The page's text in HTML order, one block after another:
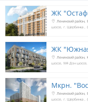
ЖК
Ленинский район
шоссе г. Щербинка
ЖК
Ленинский район
шоссе М4 Дон шоссе
Мкрн.
Ленинский район
шоссе г. Щербинка